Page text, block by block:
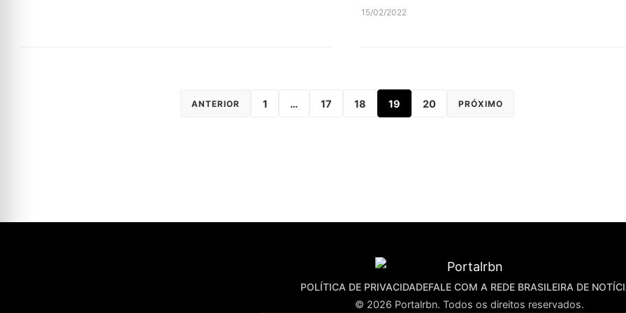
15/02/2022
ANTERIOR 1 … 17 18 19 20 PRÓXIMO
POLÍTICA DE PRIVACIDADEFALE COM A REDE BRASILEIRA DE
© 2026 Portalrbn. Todos os direitos reservados.